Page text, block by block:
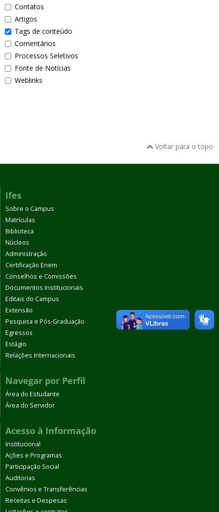
Contatos
Artigos
Tags de conteúdo
Comentários
Processos Seletivos
Fonte de Notícias
Weblinks
Voltar para o topo
Ifes
Sobre o Campus
Matrículas
Biblioteca
Núcleos
Administração
Certificação Enem
Conselhos e Comissões
Documentos Institucionais
Editais do Campus
Extensão
Pesquisa e Pós-Graduação
Egressos
Estágio
Relações Internacionais
Navegar por Perfil
Área do Estudante
Área do Servidor
Acesso à Informação
Institucional
Ações e Programas
Participação Social
Auditorias
Convênios e Transferências
Receitas e Despesas